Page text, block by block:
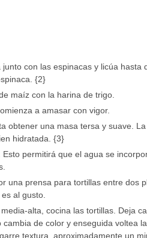
con las espinacas y licúa hasta
{2}
maíz con la harina de trigo.
a amasar con vigor.
obtener una masa tersa y suave.
hidratada. {3}
permitirá que el agua se
una prensa para tortillas entre dos
al gusto.
alta, cocina las tortillas. Deja
de color y enseguida voltea
textura, aproximadamente un